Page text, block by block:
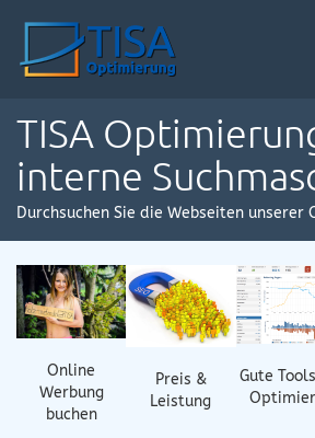
TISA
interne
Durchsuchen Sie die Webseiten unserer
Online
Werbung
buchen
Preis &
Leistung
Gute